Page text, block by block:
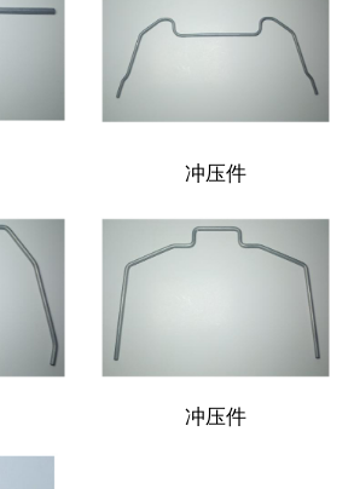
冲压件
冲压件